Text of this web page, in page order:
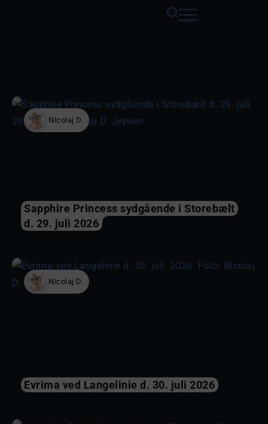
Nicolaj D.
Sapphire Princess sydgående i Storebælt
d. 29. juli 2026
Nicolaj D.
Evrima ved Langelinie d. 30. juli 2026